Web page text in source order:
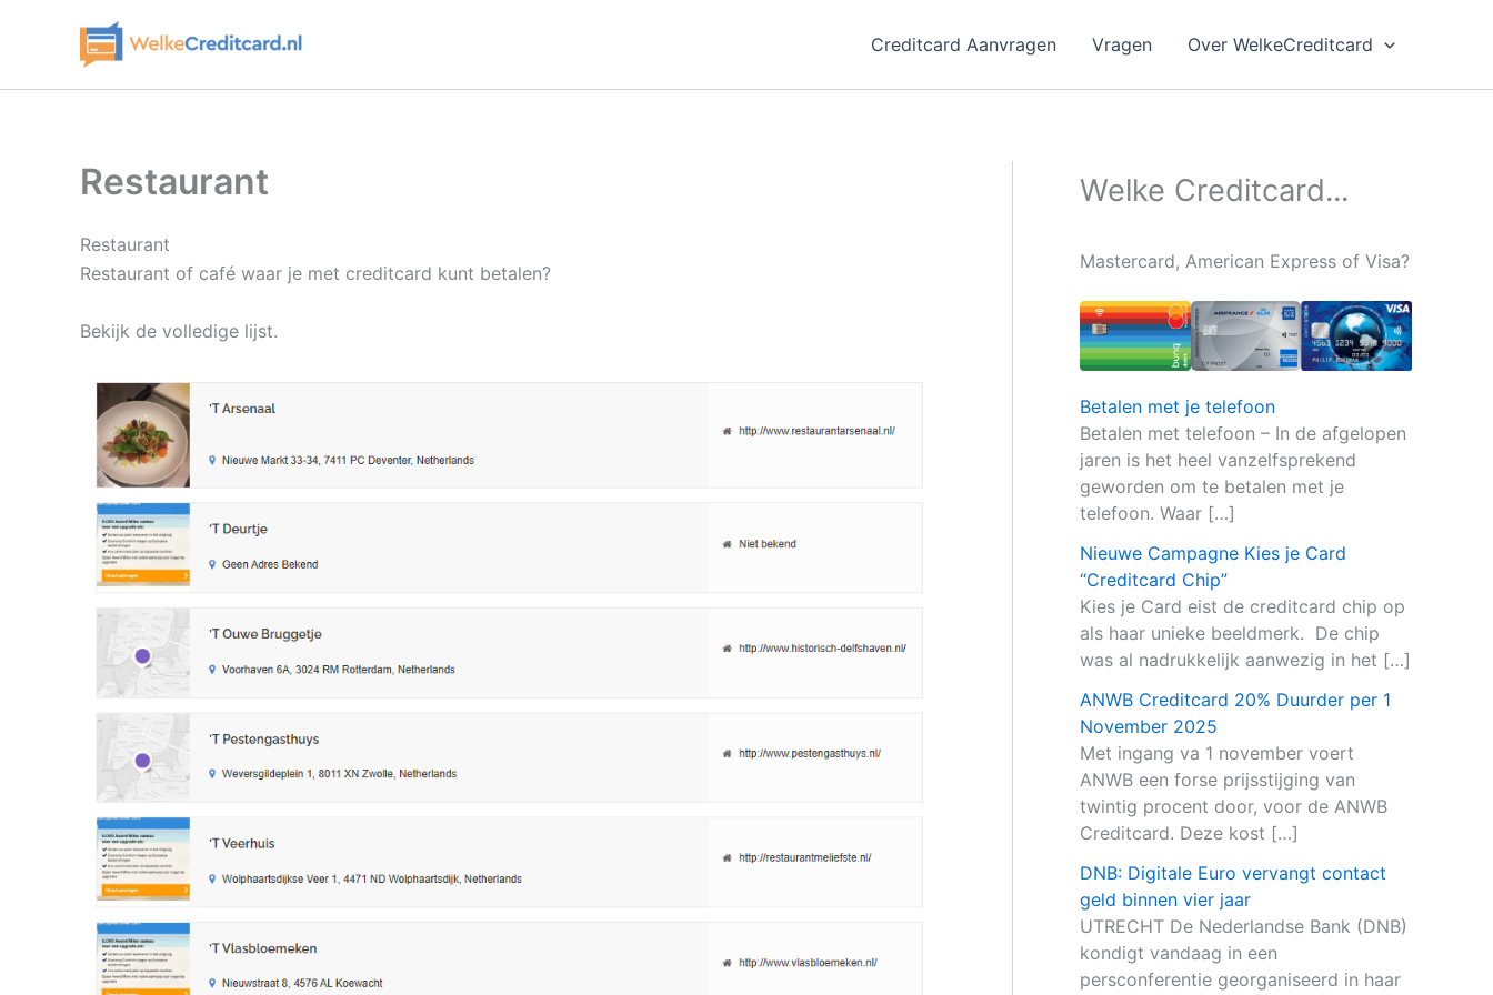
Creditcard Aanvragen Vragen Over WelkeCreditcard
Restaurant
Restaurant
Restaurant of café waar je met creditcard kunt betalen?
Bekijk de volledige lijst.
Welke Creditcard...
Mastercard, American Express of Visa?
Betalen met je telefoon
Betalen met telefoon – In de afgelopen
jaren is het heel vanzelfsprekend
geworden om te betalen met je
telefoon. Waar […]
Nieuwe Campagne Kies je Card
“Creditcard Chip”
Kies je Card eist de creditcard chip op
als haar unieke beeldmerk. De chip
was al nadrukkelijk aanwezig in het […]
ANWB Creditcard 20% Duurder per 1
November 2025
Met ingang va 1 november voert
ANWB een forse prijsstijging van
twintig procent door, voor de ANWB
Creditcard. Deze kost […]
DNB: Digitale Euro vervangt contact
geld binnen vier jaar
UTRECHT De Nederlandse Bank (DNB)
kondigt vandaag in een
persconferentie georganiseerd in haar